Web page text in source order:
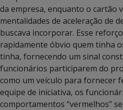
da empresa, enquanto o cartão
mentalidades de aceleração de
buscava incorporar. Esse
rapidamente óbvio quem tinha
tinha, fornecendo um sinal
funcionários participarem do
como um veículo para fornecer
equipe de iniciativa, os
comportamentos “vermelhos”